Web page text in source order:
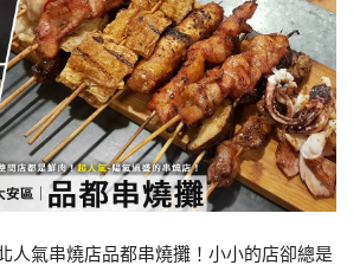
人氣串燒店品都串燒攤！小小的店卻總是